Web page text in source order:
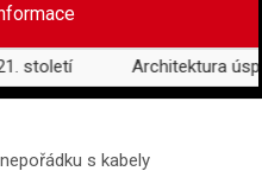
Architektura
s kabely